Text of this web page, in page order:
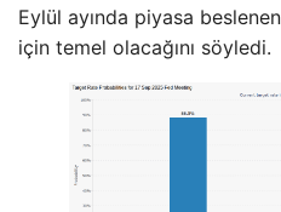
Eylül ayında piyasa
için temel olacağını söyledi.